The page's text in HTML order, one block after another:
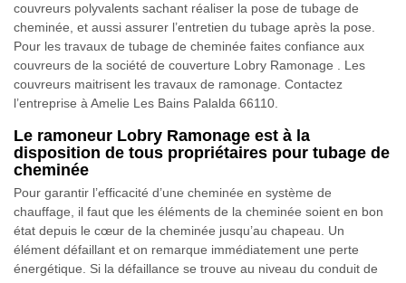
couvreurs polyvalents sachant réaliser la pose de tubage de
cheminée, et aussi assurer l’entretien du tubage après la pose.
Pour les travaux de tubage de cheminée faites confiance aux
couvreurs de la société de couverture Lobry Ramonage . Les
couvreurs maitrisent les travaux de ramonage. Contactez
l’entreprise à Amelie Les Bains Palalda 66110.
Le ramoneur Lobry Ramonage est à la
disposition de tous propriétaires pour tubage de
cheminée
Pour garantir l’efficacité d’une cheminée en système de
chauffage, il faut que les éléments de la cheminée soient en bon
état depuis le cœur de la cheminée jusqu’au chapeau. Un
élément défaillant et on remarque immédiatement une perte
énergétique. Si la défaillance se trouve au niveau du conduit de